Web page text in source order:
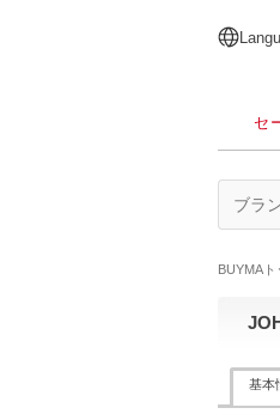
日本語
English
简体中文
繁體中文
セ
BUYMAト
基本